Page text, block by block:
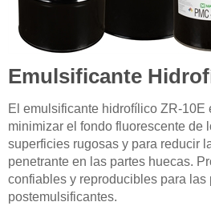
Emulsificante
El emulsificante hidrofílico ZR-10E
minimizar el fondo fluorescente de
superficies rugosas y para reducir
penetrante en las partes huecas.
confiables y reproducibles para las
postemulsificantes.